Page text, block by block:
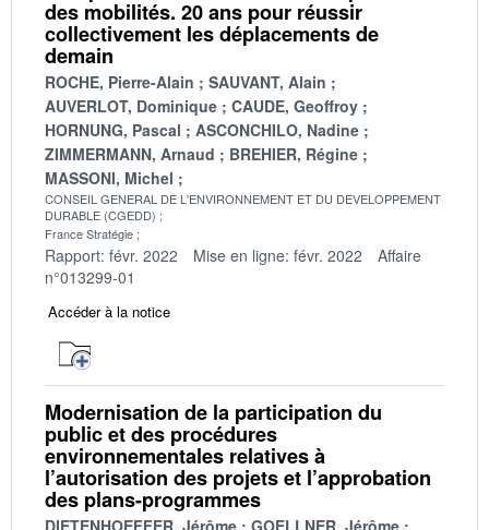
des mobilités. 20 ans pour réussir
collectivement les déplacements de
demain
ROCHE, Pierre-Alain
SAUVANT, Alain
AUVERLOT, Dominique
CAUDE, Geoffroy
HORNUNG, Pascal
ASCONCHILO, Nadine
ZIMMERMANN, Arnaud
BREHIER, Régine
MASSONI, Michel
CONSEIL GENERAL DE L'ENVIRONNEMENT ET DU DEVELOPPEMENT
DURABLE (CGEDD)
France Stratégie
Rapport: févr. 2022 Mise en ligne: févr. 2022
Affaire
n°013299-01
Accéder à la notice
Modernisation de la participation du
public et des procédures
environnementales relatives à
l’autorisation des projets et l’approbation
des plans-programmes
DIETENHOEFFER, Jérôme
GOELLNER, Jérôme